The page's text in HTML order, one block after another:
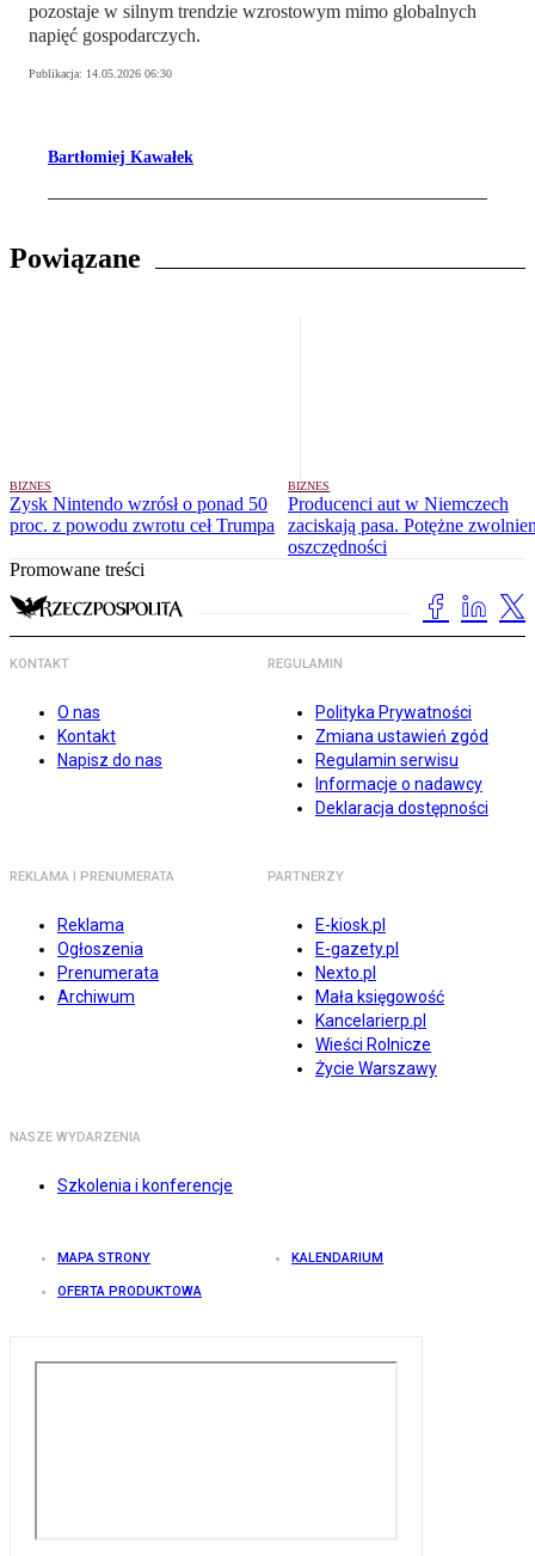
pozostaje w silnym trendzie wzrostowym mimo globalnych
napięć gospodarczych.
Publikacja: 14.05.2026 06:30
Bartłomiej Kawałek
Powiązane
BIZNES
Zysk Nintendo wzrósł o ponad 50
proc. z powodu zwrotu ceł Trumpa
BIZNES
Producenci aut w Niemczech
zaciskają pasa. Potężne
oszczędności
Promowane treści
KONTAKT
O nas
Kontakt
Napisz do nas
REGULAMIN
Polityka Prywatności
Zmiana ustawień zgód
Regulamin serwisu
Informacje o nadawcy
Deklaracja dostępności
REKLAMA I PRENUMERATA
Reklama
Ogłoszenia
Prenumerata
Archiwum
PARTNERZY
E-kiosk.pl
E-gazety.pl
Nexto.pl
Mała księgowość
Kancelarierp.pl
Wieści Rolnicze
Życie Warszawy
NASZE WYDARZENIA
Szkolenia i konferencje
MAPA STRONY KALENDARIUM
OFERTA PRODUKTOWA